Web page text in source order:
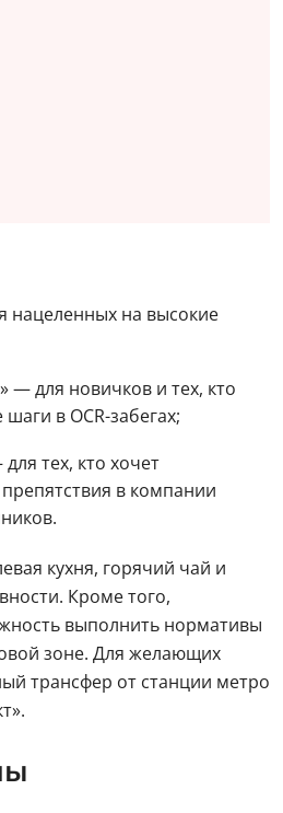
нацеленных на высокие
для новичков и тех, кто
в OCR-забегах;
тех, кто хочет
в компании
кухня, горячий чай и
Кроме того,
выполнить нормативы
зоне. Для желающих
трансфер от станции метро